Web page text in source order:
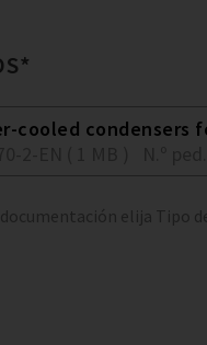
cooled condensers
elija Tipo